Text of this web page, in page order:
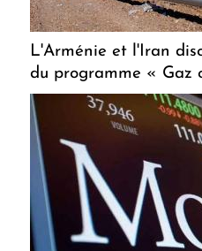
L'Arménie et l'Iran
du programme « Gaz